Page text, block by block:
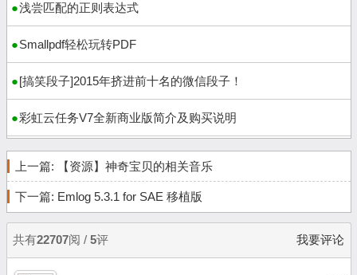
浅尝匹配的正则表达式
Smallpdf轻松玩转PDF
[搞笑段子]2015年挤进前十名的微信段子！
彩虹云任务V7全新商业版简介及购买说明
上一篇: 【资源】神奇宝贝的相关音乐
下一篇: Emlog 5.3.1 for SAE 移植版
共有22707阅 / 5评 我要评论